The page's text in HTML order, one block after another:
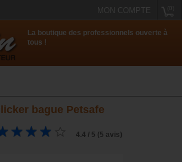
MON COMPTE
La boutique des professionnels ouverte à
tous !
bague Petsafe
4.4 / 5 (5 avis)